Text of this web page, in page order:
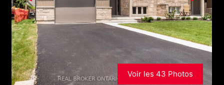
Voir les 43 Photos